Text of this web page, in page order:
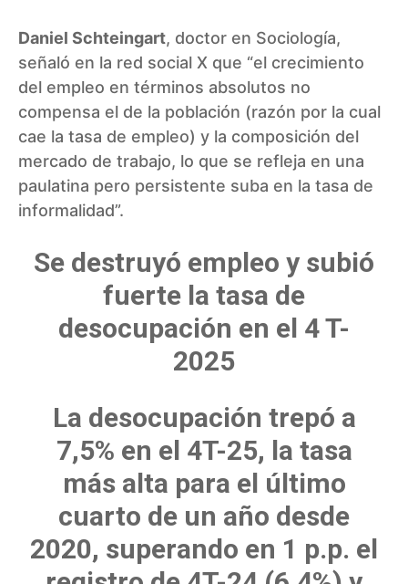
Daniel Schteingart, doctor en Sociología,
señaló en la red social X que “el crecimiento
del empleo en términos absolutos no
compensa el de la población (razón por la cual
cae la tasa de empleo) y la composición del
mercado de trabajo, lo que se refleja en una
paulatina pero persistente suba en la tasa de
informalidad”.
Se destruyó empleo y subió
fuerte la tasa de
desocupación en el 4 T-
2025
La desocupación trepó a
7,5% en el 4T-25, la tasa
más alta para el último
cuarto de un año desde
2020, superando en 1 p.p. el